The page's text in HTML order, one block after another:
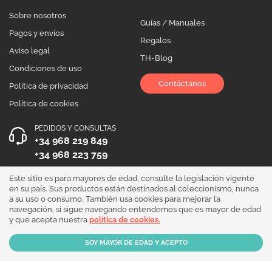
Sobre nosotros
Pagos y envíos
Aviso legal
Condiciones de uso
Política de privacidad
Política de cookies
Guías / Manuales
Regalos
TH-Blog
Contáctanos
PEDIDOS Y CONSULTAS
+34 968 219 849
+34 968 223 759
HORARIO DE ATENCIÓN
Lunes a Viernes 10:00 - 19:00
¡Síguenos!
Este sitio es para mayores de edad, consulte la legislación vigente
en su país. Sus productos están destinados al coleccionismo, nunca
a su uso o consumo. También usa cookies para mejorar la
navegación, si sigue navegando entendemos que es mayor de edad
y que acepta nuestra política de cookies.